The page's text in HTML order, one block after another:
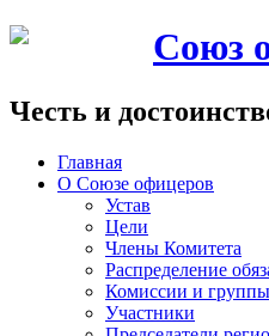
Союз
Честь и
Главная
О Союзе офицеров
Устав
Цели
Члены Комитета
Распределение
Комиссии и
Участники